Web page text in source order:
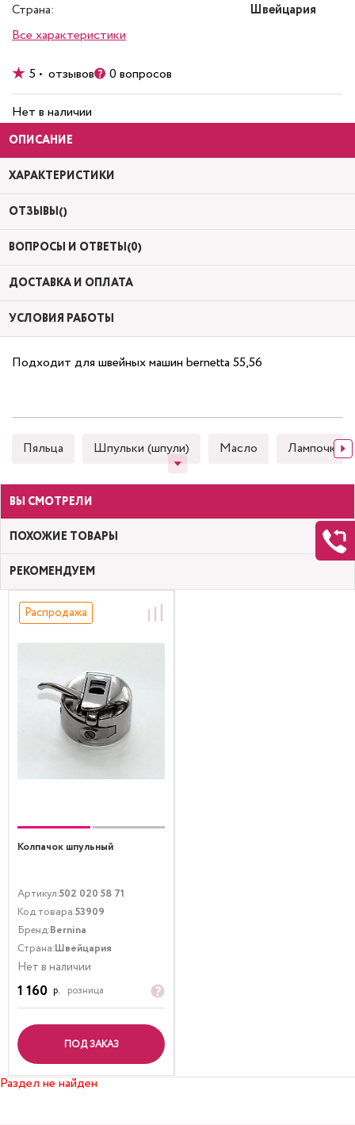
Страна:
Швейцария
Все характеристики
5 • отзывов 0 вопросов
Нет в наличии
ОПИСАНИЕ
ХАРАКТЕРИСТИКИ
ОТЗЫВЫ()
ВОПРОСЫ И ОТВЕТЫ(0)
ДОСТАВКА И ОПЛАТА
УСЛОВИЯ РАБОТЫ
Подходит для швейных машин bernetta 55,56
Пяльца Шпульки (шпули) Масло Лампочки
ВЫ СМОТРЕЛИ
ПОХОЖИЕ ТОВАРЫ
РЕКОМЕНДУЕМ
Распродажа
Колпачок шпульный
Артикул:502 020 58 71
Код товара:53909
Бренд:Bernina
Страна:Швейцария
Нет в наличии
1 160 р. розница
ПОД ЗАКАЗ
Раздел не найден